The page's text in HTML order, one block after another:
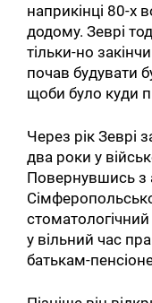
наприкінці 80-х
додому. Зеврі
тільки-но
почав будувати
щоби було куди
Через рік Зеврі
два роки у
Повернувшись з
у вільний час
батькам-